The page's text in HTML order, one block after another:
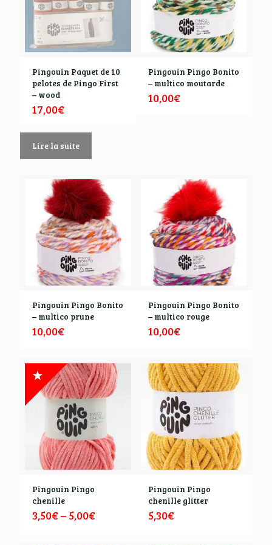
Pingouin Paquet de 10
pelotes de Pingo First
– wood
17,00€
Lire la suite
Pingouin Pingo Bonito
– multico moutarde
10,00€
Pingouin Pingo Bonito
– multico prune
10,00€
Pingouin Pingo Bonito
– multico rouge
10,00€
Pingouin Pingo
chenille
3,50€– 5,00€
Pingouin Pingo
chenille glitter
5,30€